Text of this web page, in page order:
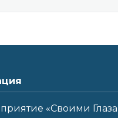
«Своими